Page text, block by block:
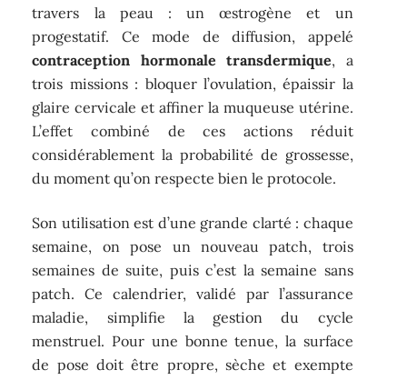
travers la peau : un œstrogène et un
progestatif. Ce mode de diffusion, appelé
contraception hormonale transdermique, a
trois missions : bloquer l’ovulation, épaissir la
glaire cervicale et affiner la muqueuse utérine.
L’effet combiné de ces actions réduit
considérablement la probabilité de grossesse,
du moment qu’on respecte bien le protocole.
Son utilisation est d’une grande clarté : chaque
semaine, on pose un nouveau patch, trois
semaines de suite, puis c’est la semaine sans
patch. Ce calendrier, validé par l’assurance
maladie, simplifie la gestion du cycle
menstruel. Pour une bonne tenue, la surface
de pose doit être propre, sèche et exempte